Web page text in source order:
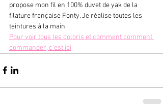
propose mon fil en 100% duvet de yak de la
filature française Fonty. Je réalise toutes les
teintures à la main.
Pour voir tous les coloris et comment comment
commander, c'est ici